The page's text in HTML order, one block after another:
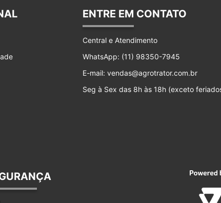
ENTRE EM CONTATO
Central e Atendimento
WhatsApp: (11) 98350-7945
E-mail: vendas@agrotrator.com.br
Seg à Sex das 8h às 18h (exceto